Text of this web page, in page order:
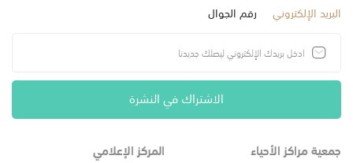
البريد الإلكتروني رقم الجوال
الاشتراك في النشرة
جمعية مراكز الأحياء المركز الإعلامي